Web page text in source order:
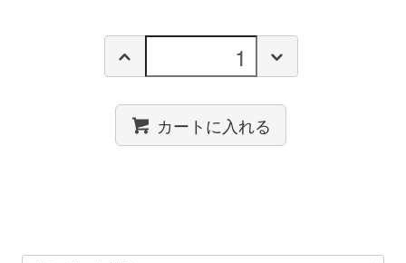
カートに入れる